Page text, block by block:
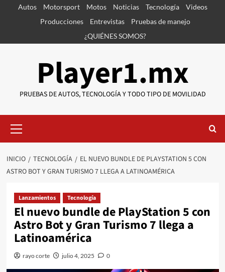
SaltarAutos Motorsport Motos Noticias Tecnología
Videos
Producciones
Entrevistas
Pruebas de manejo
¿QUIÉNES SOMOS?
Player1.mx
PRUEBAS DE AUTOS, TECNOLOGÍA Y TODO TIPO DE MOVILIDAD
primario
INICIO TECNOLOGÍA
EL NUEVO BUNDLE DE PLAYSTATION 5 CON
ASTRO BOT Y GRAN TURISMO 7 LLEGA A LATINOAMÉRICA
Lanzamientos Tecnología
El nuevo bundle de PlayStation 5 con
Astro Bot y Gran Turismo 7 llega a
Latinoamérica
rayo corte julio 4, 2025 0